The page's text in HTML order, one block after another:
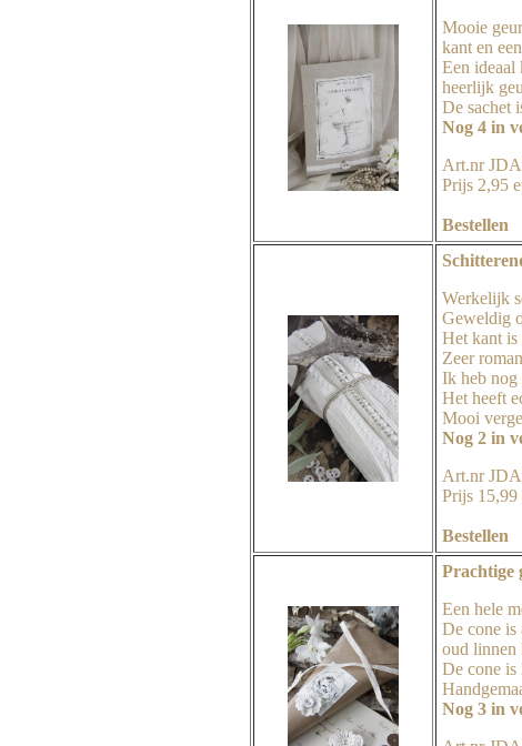
Mooie
kant en
Een ideaal
heerlijk
De sachet
Nog 4 in
Art.nr
Prijs 2,95
Bestellen
Werkelijk
Geweldig
Het kant is
Zeer
Ik heb nog
Het heeft
Mooi
Nog 2 in
Art.nr
Prijs 15,99
Bestellen
Prachtige
Een hele
De cone is
oud linnen
De cone is
Nog 3 in